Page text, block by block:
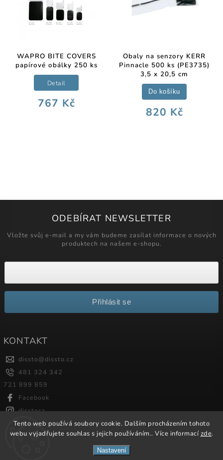
Tento web používá soubory cookie. Dalším procházením tohoto
webu vyjadřujete souhlas s jejich používáním.. Více informacízde.
Nastavení
WAPRO BITE COVERS
papírové obálky 250 ks
767 Kč
Detail
Obaly na senzory KERR
Pinnacle 500 ks (PE3735)
3,5 x 20,5 cm
820 Kč
Do košíku
ODEBÍRAT NEWSLETTER
Vložte svůj e-mail a my vám budeme zasílat informace o nových
produktech na našem e-shopu.
Přihlásit se
KONTAKT
dissto@dissto.cz
481 324 342
721 899 859
Facebook
disstocz
Shoptet| Design